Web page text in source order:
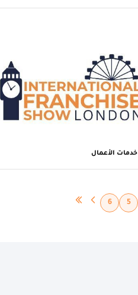
خدمات الأعمال
5
6